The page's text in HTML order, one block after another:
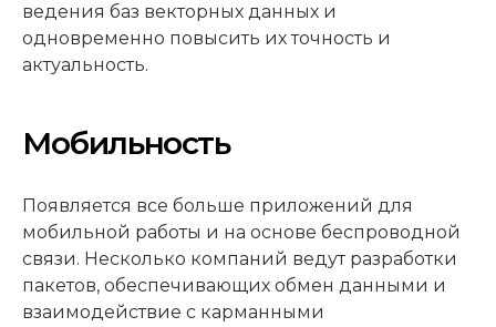
ведения баз векторных данных и
одновременно повысить их точность и
актуальность.
Мобильность
Появляется все больше приложений для
мобильной работы и на основе беспроводной
связи. Несколько компаний ведут разработки
пакетов, обеспечивающих обмен данными и
взаимодействие с карманными